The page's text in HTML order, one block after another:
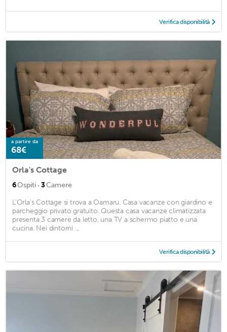
Verifica disponibilità
a partire da
68€
Orla's Cottage
6Ospiti · 3Camere
L'Orla's Cottage si trova a Oamaru. Casa vacanze con giardino e
parcheggio privato gratuito. Questa casa vacanze climatizzata
presenta 3 camere da letto, una TV a schermo piatto e una
cucina. Nei dintorni ...
Verifica disponibilità